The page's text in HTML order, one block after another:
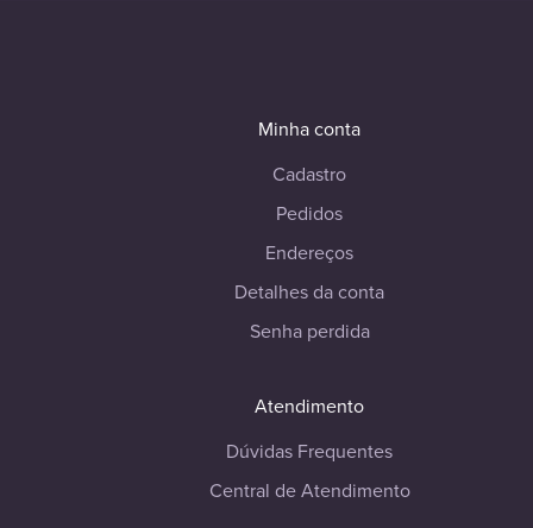
Minha conta
Cadastro
Pedidos
Endereços
Detalhes da conta
Senha perdida
Atendimento
Dúvidas Frequentes
Central de Atendimento